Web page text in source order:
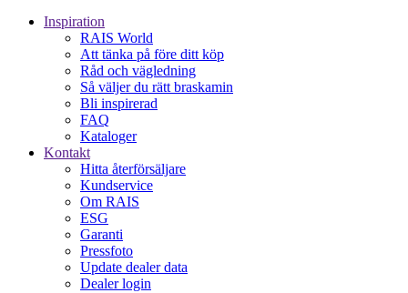
Inspiration
RAIS World
Att tänka på före ditt köp
Råd och vägledning
Så väljer du rätt braskamin
Bli inspirerad
FAQ
Kataloger
Kontakt
Hitta återförsäljare
Kundservice
Om RAIS
ESG
Garanti
Pressfoto
Update dealer data
Dealer login